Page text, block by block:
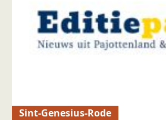
Sint-Genesius-Rode